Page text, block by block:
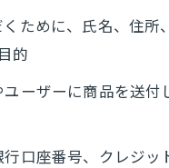
ために、氏名、住
的
ーザーに商品を送
口座番号、クレジ